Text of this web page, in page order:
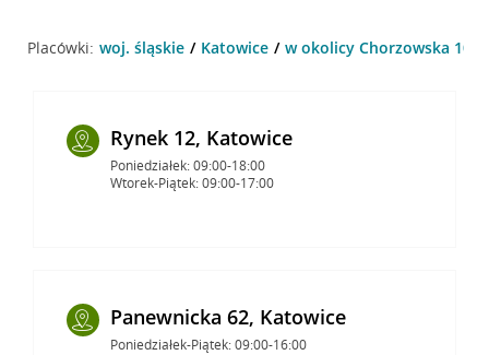
Placówki: woj. śląskie Katowice w okolicy Chorzowska 107
Rynek 12, Katowice
Poniedziałek: 09:00-18:00
Wtorek-Piątek: 09:00-17:00
Panewnicka 62, Katowice
Poniedziałek-Piątek: 09:00-16:00